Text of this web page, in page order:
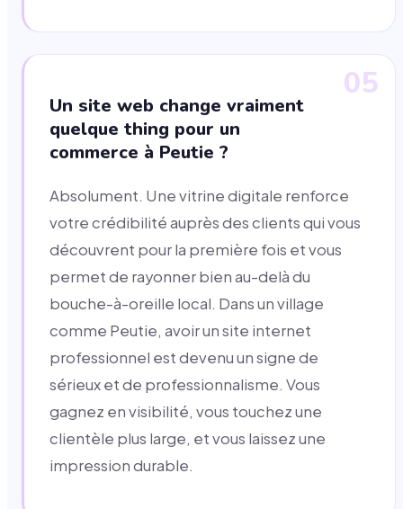
05
Un site web change vraiment
quelque thing pour un
commerce à Peutie ?
Absolument. Une vitrine digitale renforce
votre crédibilité auprès des clients qui vous
découvrent pour la première fois et vous
permet de rayonner bien au-delà du
bouche-à-oreille local. Dans un village
comme Peutie, avoir un site internet
professionnel est devenu un signe de
sérieux et de professionnalisme. Vous
gagnez en visibilité, vous touchez une
clientèle plus large, et vous laissez une
impression durable.